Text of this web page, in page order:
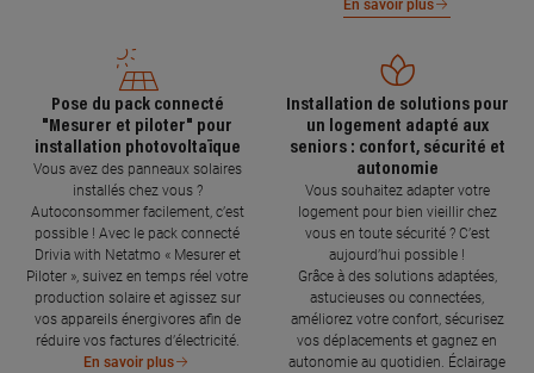
En savoir plus
Pose du pack connecté
"Mesurer et piloter" pour
installation photovoltaïque
Vous avez des panneaux solaires
installés chez vous ?
Autoconsommer facilement, c’est
possible ! Avec le pack connecté
Drivia with Netatmo « Mesurer et
Piloter », suivez en temps réel votre
production solaire et agissez sur
vos appareils énergivores afin de
réduire vos factures d’électricité.
En savoir plus
Installation de solutions pour
un logement adapté aux
seniors : confort, sécurité et
autonomie
Vous souhaitez adapter votre
logement pour bien vieillir chez
vous en toute sécurité ? C’est
aujourd’hui possible !
Grâce à des solutions adaptées,
astucieuses ou connectées,
améliorez votre confort, sécurisez
vos déplacements et gagnez en
autonomie au quotidien. Éclairage